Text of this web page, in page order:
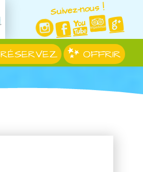
Suivez-nous !
RÉSERVEZ OFFRIR